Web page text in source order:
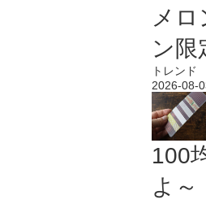
メ
ン限
トレンド
2026-08-
100
よ～